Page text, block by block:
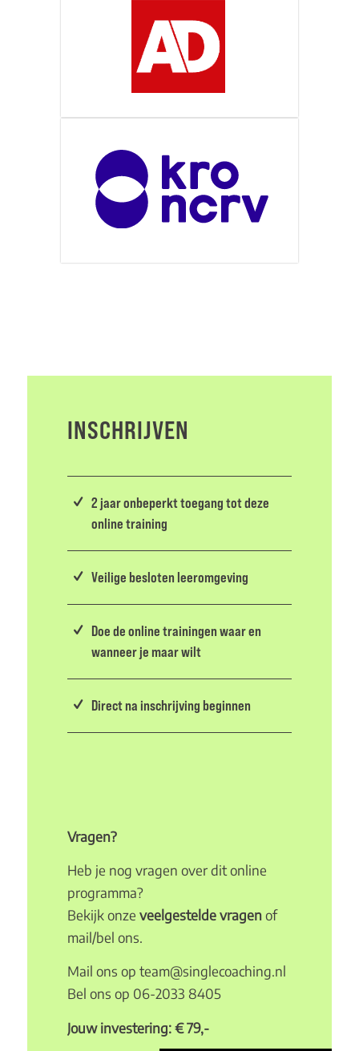
INSCHRIJVEN
2 jaar onbeperkt toegang tot deze
online training
Veilige besloten leeromgeving
Doe de online trainingen waar en
wanneer je maar wilt
Direct na inschrijving beginnen
Vragen?
Heb je nog vragen over dit online
programma?
Bekijk onze veelgestelde vragenof
mail/bel ons.
Mail ons op team@singlecoaching.nl
Bel ons op 06-2033 8405
Jouw investering: € 79,-